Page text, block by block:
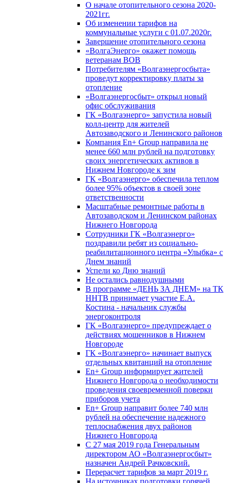
О начале отопительного сезона 2020-
2021гг.
Об изменении тарифов на
коммунальные услуги с 01.07.2020г.
Завершение отопительного сезона
«ВолгаЭнерго» окажет помощь
ветеранам ВОВ
Потребителям «Волгаэнергосбыта»
проведут корректировку платы за
отопление
«Волгаэнергосбыт» открыл новый
офис обслуживания
ГК «Волгаэнерго» запустила новый
колл-центр для жителей
Автозаводского и Ленинского районов
Компания En+ Group направила не
менее 660 млн рублей на подготовку
своих энергетических активов в
Нижнем Новгороде к зим
ГК «Волгаэнерго» обеспечила теплом
более 95% объектов в своей зоне
ответственности
Масштабные ремонтные работы в
Автозаводском и Ленинском районах
Нижнего Новгорода
Сотрудники ГК «Волгаэнерго»
поздравили ребят из социально-
реабилитационного центра «Улыбка» с
Днем знаний
Успели ко Дню знаний
Не остались равнодушными
В программе «ДЕНЬ ЗА ДНЕМ» на ТК
ННТВ принимает участие Е.А.
Костина - начальник службы
энергоконтроля
ГК «Волгаэнерго» предупреждает о
действиях мошенников в Нижнем
Новгороде
ГК «Волгаэнерго» начинает выпуск
отдельных квитанций на отопление
En+ Group информирует жителей
Нижнего Новгорода о необходимости
проведения своевременной поверки
приборов учета
En+ Group направит более 740 млн
рублей на обеспечение надежного
теплоснабжения двух районов
Нижнего Новгорода
С 27 мая 2019 года Генеральным
директором АО «Волгаэнергосбыт»
назначен Андрей Рачковский.
Перерасчет тарифов за март 2019 г.